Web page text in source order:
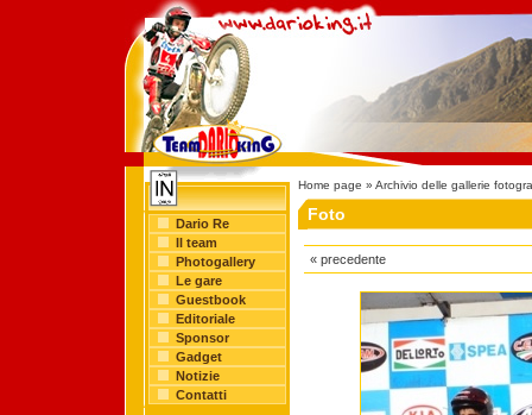
Dario Re
Il team
Photogallery
Le gare
Guestbook
Editoriale
Sponsor
Gadget
Notizie
Contatti
Home page » Archivio delle gallerie
Foto
« precedente